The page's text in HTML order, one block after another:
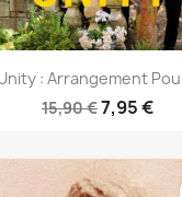
: Arrangement
15,90 €7,95 €